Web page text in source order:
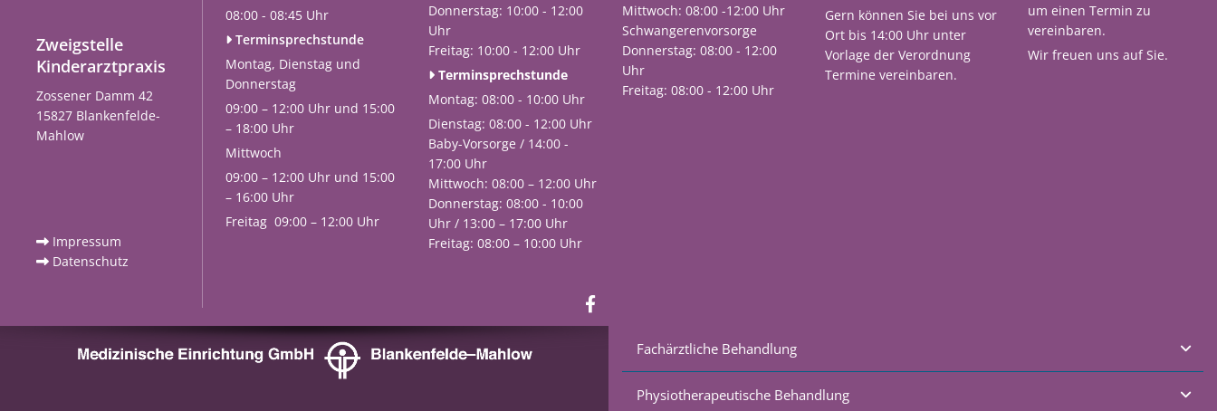
Zweigstelle
Kinderarztpraxis
Zossener Damm 42
15827 Blankenfelde-
Mahlow
 Impressum
 Datenschutz
08:00 - 08:45 Uhr
 Terminsprechstunde
Montag, Dienstag und
Donnerstag
09:00 – 12:00 Uhr und 15:00
– 18:00 Uhr
Mittwoch
09:00 – 12:00 Uhr und 15:00
– 16:00 Uhr
Freitag 09:00 – 12:00 Uhr
Donnerstag: 10:00 - 12:00
Uhr
Freitag: 10:00 - 12:00 Uhr
 Terminsprechstunde
Montag: 08:00 - 10:00 Uhr
Dienstag: 08:00 - 12:00 Uhr
Baby-Vorsorge / 14:00 -
17:00 Uhr
Mittwoch: 08:00 – 12:00 Uhr
Donnerstag: 08:00 - 10:00
Uhr / 13:00 – 17:00 Uhr
Freitag: 08:00 – 10:00 Uhr
Mittwoch: 08:00 -12:00 Uhr
Schwangerenvorsorge
Donnerstag: 08:00 - 12:00
Uhr
Freitag: 08:00 - 12:00 Uhr
Gern können Sie bei uns vor
Ort bis 14:00 Uhr unter
Vorlage der Verordnung
Termine vereinbaren.
um einen Termin zu
vereinbaren.
Wir freuen uns auf Sie.
Fachärztliche Behandlung
Physiotherapeutische Behandlung